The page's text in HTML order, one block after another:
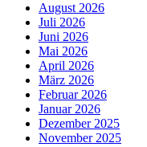
August 2026
Juli 2026
Juni 2026
Mai 2026
April 2026
März 2026
Februar 2026
Januar 2026
Dezember 2025
November 2025